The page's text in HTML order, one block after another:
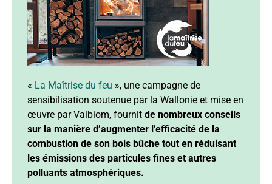
« La Maîtrise du feu », une campagne de
sensibilisation soutenue par la Wallonie et mise en
œuvre par Valbiom, fournit de nombreux conseils
sur la manière d’augmenter l’efficacité de la
combustion de son bois bûche tout en réduisant
les émissions des particules fines et autres
polluants atmosphériques.